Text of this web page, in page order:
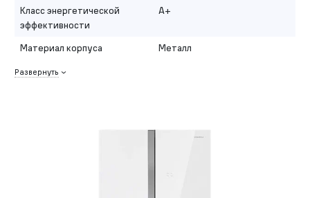
Класс энергетической
эффективности
A+
Материал корпуса Металл
Развернуть